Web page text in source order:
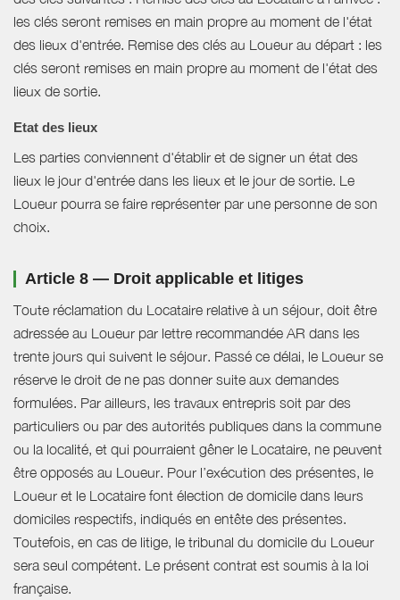
les clés seront remises en main propre au moment de l'état
des lieux d'entrée. Remise des clés au Loueur au départ : les
clés seront remises en main propre au moment de l'état des
lieux de sortie.
Etat des lieux
Les parties conviennent d'établir et de signer un état des
lieux le jour d'entrée dans les lieux et le jour de sortie. Le
Loueur pourra se faire représenter par une personne de son
choix.
Article 8 — Droit applicable et litiges
Toute réclamation du Locataire relative à un séjour, doit être
adressée au Loueur par lettre recommandée AR dans les
trente jours qui suivent le séjour. Passé ce délai, le Loueur se
réserve le droit de ne pas donner suite aux demandes
formulées. Par ailleurs, les travaux entrepris soit par des
particuliers ou par des autorités publiques dans la commune
ou la localité, et qui pourraient gêner le Locataire, ne peuvent
être opposés au Loueur. Pour l’exécution des présentes, le
Loueur et le Locataire font élection de domicile dans leurs
domiciles respectifs, indiqués en entête des présentes.
Toutefois, en cas de litige, le tribunal du domicile du Loueur
sera seul compétent. Le présent contrat est soumis à la loi
française.